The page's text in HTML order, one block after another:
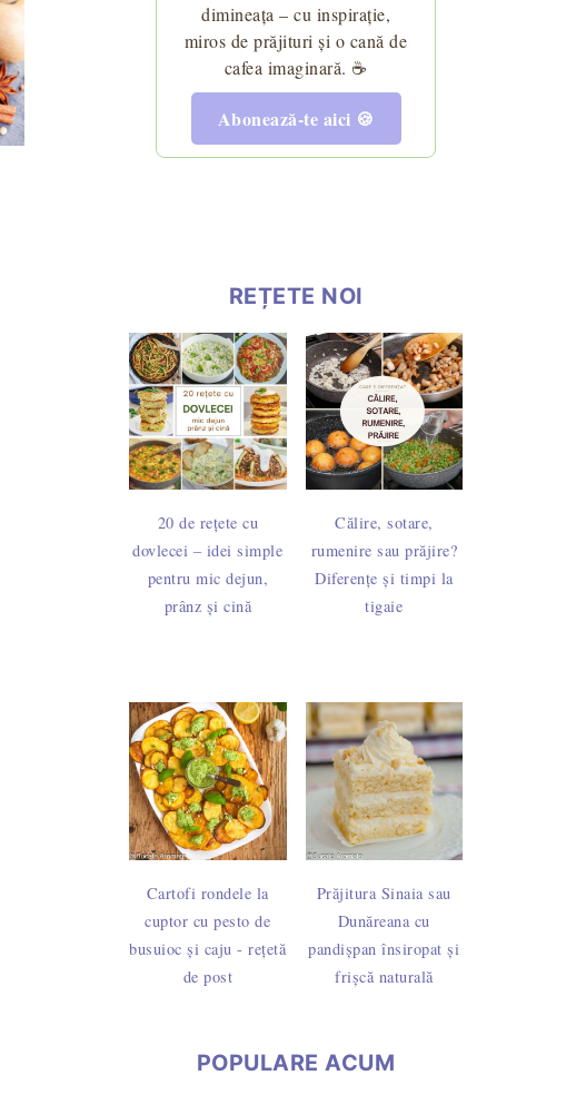
dimineața – cu inspirație,
miros de prăjituri și o cană de
cafea imaginară. ☕
Abonează-te aici 🍪
REȚETE NOI
20 de rețete cu
dovlecei – idei simple
pentru mic dejun,
prânz și cină
Călire, sotare,
rumenire sau prăjire?
Diferențe și timpi la
tigaie
Cartofi rondele la
cuptor cu pesto de
busuioc și caju - rețetă
de post
Prăjitura Sinaia sau
Dunăreana cu
pandișpan însiropat și
frișcă naturală
POPULARE ACUM